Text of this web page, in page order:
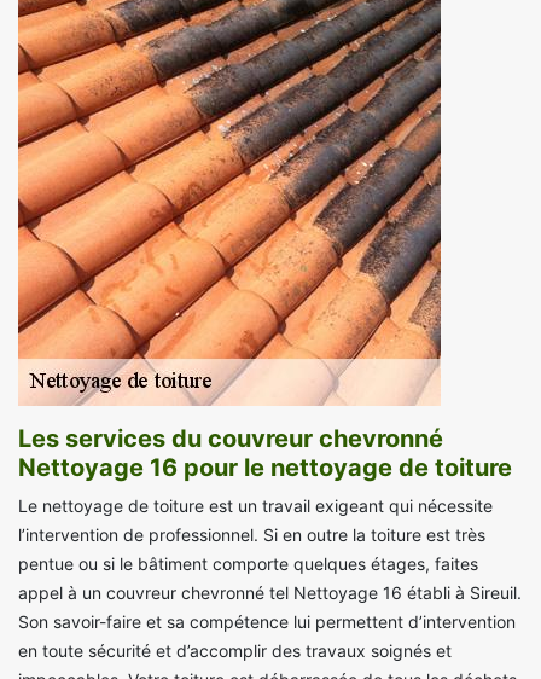
Les services du couvreur chevronné
Nettoyage 16 pour le nettoyage de toiture
Le nettoyage de toiture est un travail exigeant qui nécessite
l’intervention de professionnel. Si en outre la toiture est très
pentue ou si le bâtiment comporte quelques étages, faites
appel à un couvreur chevronné tel Nettoyage 16 établi à Sireuil.
Son savoir-faire et sa compétence lui permettent d’intervention
en toute sécurité et d’accomplir des travaux soignés et